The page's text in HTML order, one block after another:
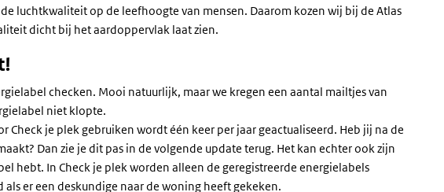
luchtkwaliteit op de leefhoogte van mensen. Daarom kozen wij bij de Atlas
dicht bij het aardoppervlak laat zien.
checken. Mooi natuurlijk, maar we kregen een aantal mailtjes van
niet klopte.
Check je plek gebruiken wordt één keer per jaar geactualiseerd. Heb jij na de
Dan zie je dit pas in de volgende update terug. Het kan echter ook zijn
hebt. In Check je plek worden alleen de geregistreerde energielabels
er een deskundige naar de woning heeft gekeken.